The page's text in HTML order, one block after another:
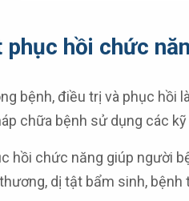
phục hồi chức
bệnh, điều trị và phục hồi
chữa bệnh sử dụng các
hồi chức năng giúp người
dị tật bẩm sinh,